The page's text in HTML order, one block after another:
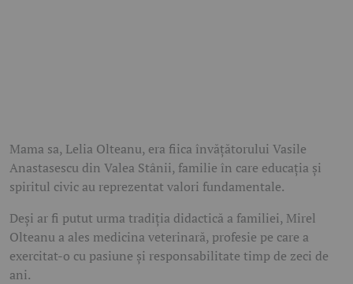
Mama sa, Lelia Olteanu, era fiica învățătorului Vasile
Anastasescu din Valea Stânii, familie în care educația și
spiritul civic au reprezentat valori fundamentale.
Deși ar fi putut urma tradiția didactică a familiei, Mirel
Olteanu a ales medicina veterinară, profesie pe care a
exercitat-o cu pasiune și responsabilitate timp de zeci de
ani.